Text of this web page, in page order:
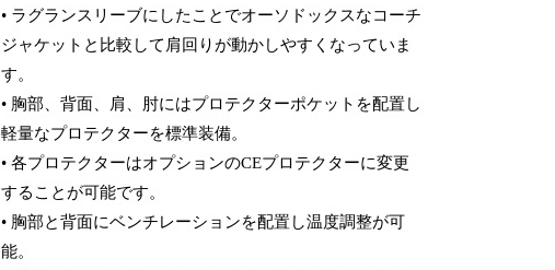
• ラグランスリーブにしたことでオーソドックスなコーチ
ジャケットと比較して肩回りが動かしやすくなっていま
す。
• 胸部、背面、肩、肘にはプロテクターポケットを配置し
軽量なプロテクターを標準装備。
• 各プロテクターはオプションのCEプロテクターに変更
することが可能です。
• 胸部と背面にベンチレーションを配置し温度調整が可
能。